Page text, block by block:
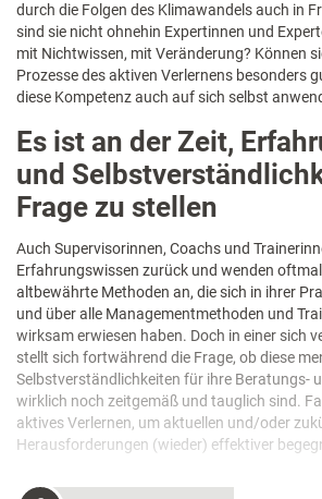
durch die Folgen des Klimawandels auch in
sind sie nicht ohnehin Expertinnen und
mit Nichtwissen, mit Veränderung? Können
Prozesse des aktiven Verlernens besonders
diese Kompetenz auch auf sich selbst
Es ist an der Zeit,
und
Frage zu stellen
Auch Supervisorinnen, Coachs und
Erfahrungswissen zurück und wenden
altbewährte Methoden an, die sich in ihrer
und über alle Managementmethoden und
wirksam erwiesen haben. Doch in einer sich
stellt sich fortwährend die Frage, ob diese
Selbstverständlichkeiten für ihre Beratungs-
wirklich noch zeitgemäß und tauglich sind.
aktives Verlernen, um aktuellen und/oder
Herausforderungen (wieder) effektiver